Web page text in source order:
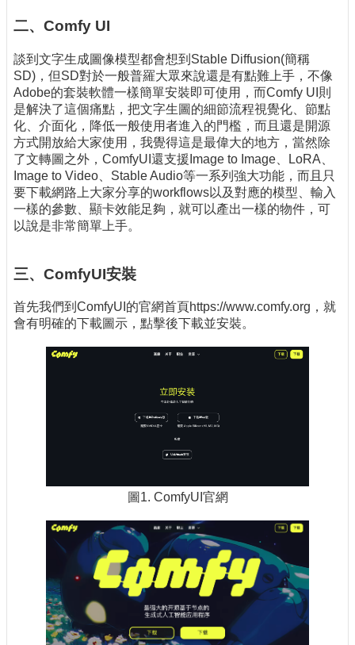
技
術
論
壇
產
業
專
欄
二、Comfy UI
談到文字生成圖像模型都會想到Stable Diffusion(簡稱
SD)，但SD對於一般普羅大眾來說還是有點難上手，不像
Adobe的套裝軟體一樣簡單安裝即可使用，而Comfy UI則
是解決了這個痛點，把文字生圖的細節流程視覺化、節點
化、介面化，降低一般使用者進入的門檻，而且還是開源
方式開放給大家使用，我覺得這是最偉大的地方，當然除
了文轉圖之外，ComfyUI還支援Image to Image、LoRA、
Image to Video、Stable Audio等一系列強大功能，而且只
要下載網路上大家分享的workflows以及對應的模型、輸入
一樣的參數、顯卡效能足夠，就可以產出一樣的物件，可
以說是非常簡單上手。
三、ComfyUI安裝
首先我們到ComfyUI的官網首頁https://www.comfy.org，就
會有明確的下載圖示，點擊後下載並安裝。
圖1. ComfyUI官網